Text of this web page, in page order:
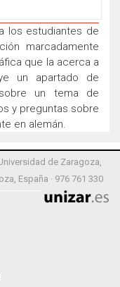
los estudiantes de
marcadamente
que la acerca a
un apartado de
un tema de
y preguntas sobre
en alemán.
de Zaragoza,
España · 976 761 330